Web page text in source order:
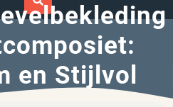
en Stijlvol